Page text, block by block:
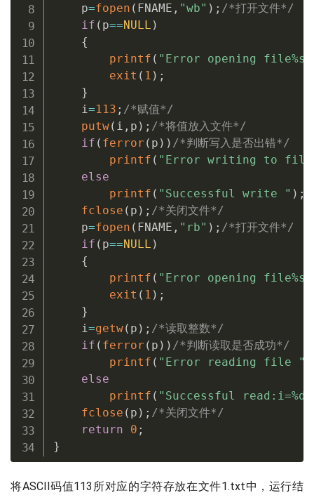
    p
=fopen ( FNAME , "wb" ) ; /*打开文件*/
if ( p==NULL )
{
printf ( "Error opening file%s
exit ( 1 ) ;
}
    i
=113 ; /*赋值*/
putw( i , p ) ; /*将值放入文件*/
if ( ferror ( p ) ) /*判断写入是否出错*/
printf ( "Error writing to
else
printf ( "Successful write " ) ;
fclose ( p ) ; /*关闭文件*/
    p
=fopen ( FNAME , "rb" ) ; /*打开文件*/
if ( p==NULL )
{
printf ( "Error opening file%s
exit ( 1 ) ;
}
    i
=getw( p ) ; /*读取整数*/
if ( ferror ( p ) ) /*判断读取是否成功*/
printf ( "Error reading file "
else
printf ( "Successful read:i=%d
fclose ( p ) ; /*关闭文件*/
return
0 ;
}
将ASCII码值113所对应的字符存放在文件1.txt中，运行结